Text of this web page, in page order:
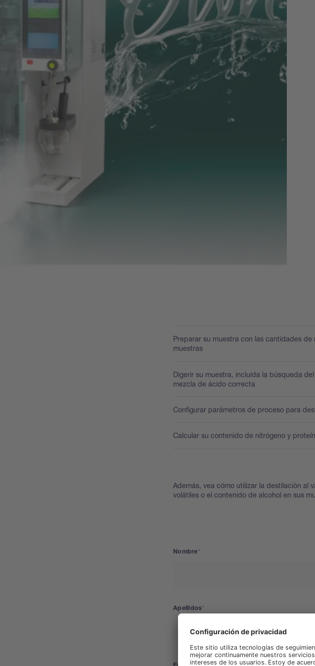
Preparar su muestra con las cantidades
muestras
Digerir su muestra, incluida la búsqueda
mezcla de ácido correcta
Configurar parámetros de proceso para
Calcular su contenido de nitrógeno y
Además, vea cómo utilizar la destilación al
volátiles o el contenido de alcohol en sus
Nombre
Apellidos